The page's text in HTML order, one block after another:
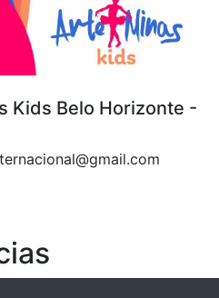
Kids Belo Horizonte -